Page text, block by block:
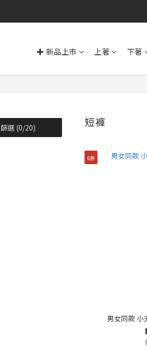
✚ 新品上市 上著 下著
選 (0/20) 短褲
6折
男女同款 小